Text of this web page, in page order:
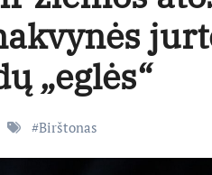
„eglės“
#Birštonas